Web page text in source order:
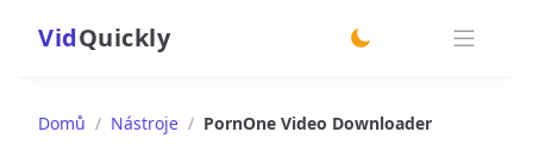
VidQuickly
Domů / Nástroje / PornOne Video Downloader